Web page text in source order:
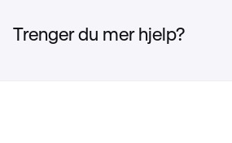
Trenger du mer hjelp?